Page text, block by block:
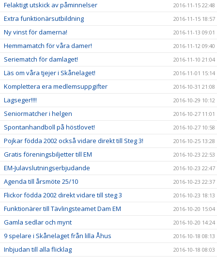
Felaktigt utskick av påminnelser 2016-11-15 22:48
Extra funktionärsutbildning 2016-11-15 18:57
Ny vinst för damerna! 2016-11-13 09:01
Hemmamatch för våra damer! 2016-11-12 09:40
Seriematch för damlaget! 2016-11-10 21:04
Läs om våra tjejer i Skånelaget! 2016-11-01 15:14
Komplettera era medlemsuppgifter 2016-10-31 21:08
Lagseger!!!! 2016-10-29 10:12
Seniormatcher i helgen 2016-10-27 11:01
Spontanhandboll på höstlovet! 2016-10-27 10:58
Pojkar födda 2002 också vidare direkt till Steg 3! 2016-10-25 13:28
Gratis föreningsbiljetter till EM 2016-10-23 22:53
EM-Julavslutningserbjudande 2016-10-23 22:47
Agenda till årsmöte 25/10 2016-10-23 22:37
Flickor födda 2002 direkt vidare till steg 3 2016-10-23 18:13
Funktionärer till Tävlingsteamet Dam EM 2016-10-20 15:04
Gamla sedlar och mynt 2016-10-20 14:24
9 spelare i Skånelaget från lilla Åhus 2016-10-18 08:13
Inbjudan till alla flicklag 2016-10-18 08:03